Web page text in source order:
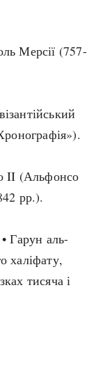
Мерсії (757-
II (Альфонсо
рр.).
Гарун аль-
халіфату,
тисяча і